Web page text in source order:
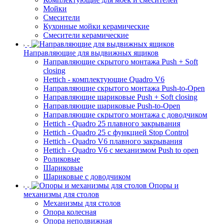
Мойки
Смесители
Кухонные мойки керамические
Смесители керамические
Направляющие для выдвижных ящиков
Направляющие скрытого монтажа Push + Soft
closing
Hettich - комплектующие Quadro V6
Направляющие скрытого монтажа Push-to-Open
Направляющие шариковые Push + Soft closing
Направляющие шариковые Push-to-Open
Направляющие скрытого монтажа с доводчиком
Hettich - Quadro 25 плавного закрывания
Hettich - Quadro 25 с функцией Stop Control
Hettich - Quadro V6 плавного закрывания
Hettich - Quadro V6 с механизмом Push to open
Роликовые
Шариковые
Шариковые с доводчиком
Опоры и
механизмы для столов
Механизмы для столов
Опора колесная
Опора неподвижная